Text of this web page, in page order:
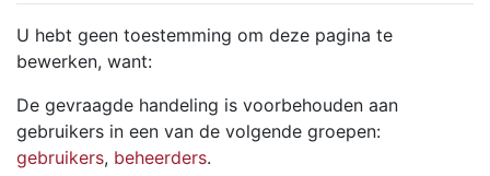
Ga naar:navigatie,zoeken
U hebt geen toestemming om deze pagina te
bewerken, want:
De gevraagde handeling is voorbehouden aan
gebruikers in een van de volgende groepen:
gebruikers, beheerders.